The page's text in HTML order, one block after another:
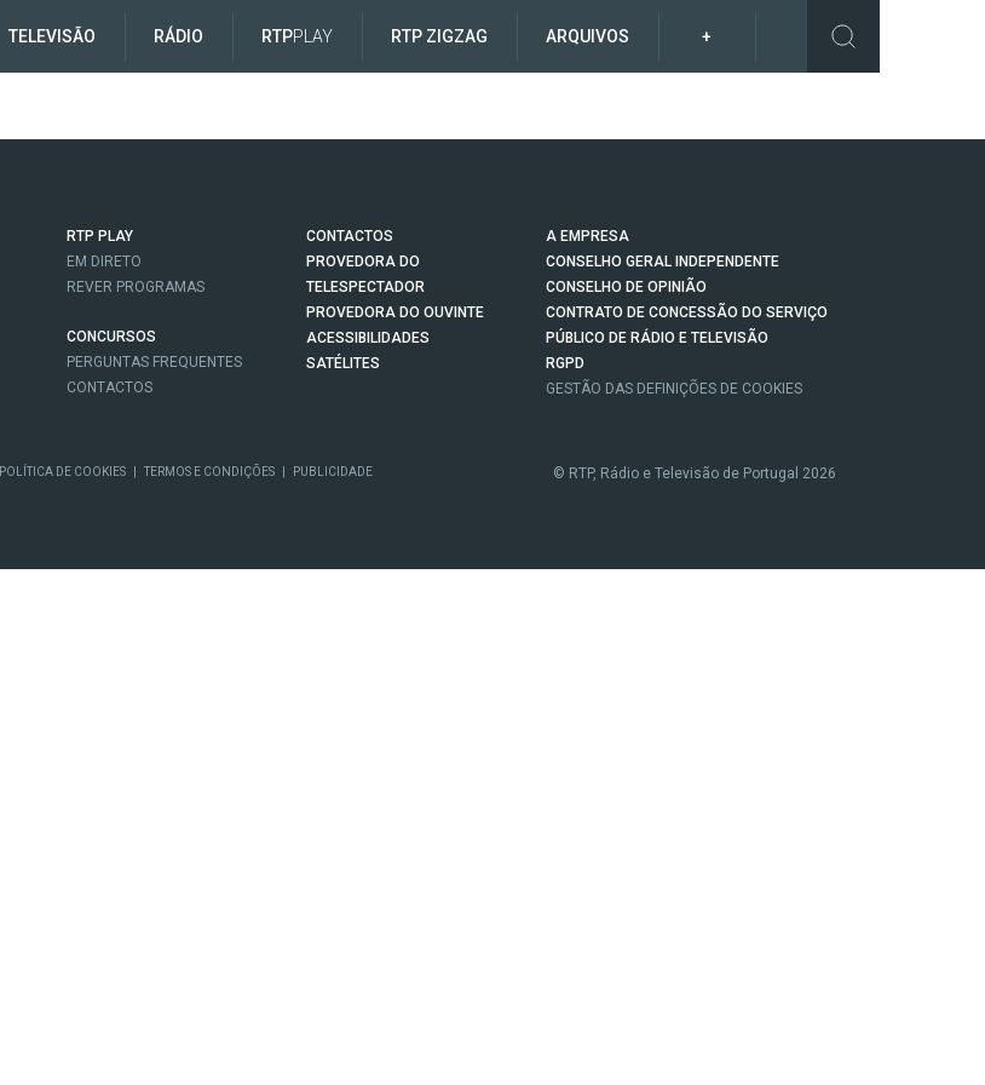
TELEVISÃO RÁDIO RTPPLAY RTP ZIGZAG ARQUIVOS +
RTP PLAY
EM DIRETO
REVER PROGRAMAS
CONCURSOS
PERGUNTAS FREQUENTES
CONTACTOS
CONTACTOS
PROVEDORA DO
TELESPECTADOR
PROVEDORA DO OUVINTE
ACESSIBILIDADES
SATÉLITES
A EMPRESA
CONSELHO GERAL INDEPENDENTE
CONSELHO DE OPINIÃO
CONTRATO DE CONCESSÃO DO SERVIÇO
PÚBLICO DE RÁDIO E TELEVISÃO
RGPD
GESTÃO DAS DEFINIÇÕES DE COOKIES
POLÍTICA DE COOKIES TERMOS E CONDIÇÕES PUBLICIDADE © RTP, Rádio e Televisão de Portugal 2026